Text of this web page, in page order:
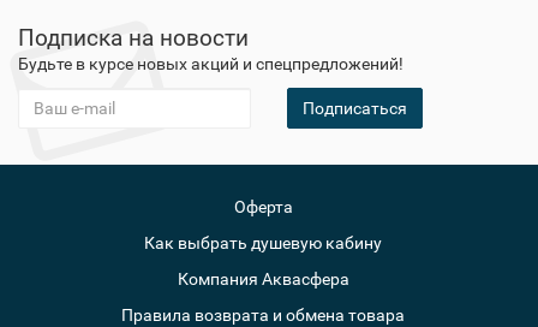
Подписка на новости
Будьте в курсе новых акций и спецпредложений!
Подписаться
Оферта
Как выбрать душевую кабину
Компания Аквасфера
Правила возврата и обмена товара